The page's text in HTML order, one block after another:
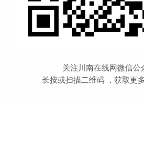
关注川南在线网微信公
长按或扫描二维码 ，获取更